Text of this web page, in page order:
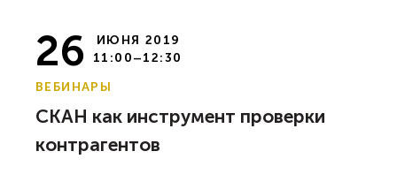
26
ИЮНЯ 2019
11:00–12:30
ВЕБИНАРЫ
СКАН как инструмент проверки
контрагентов